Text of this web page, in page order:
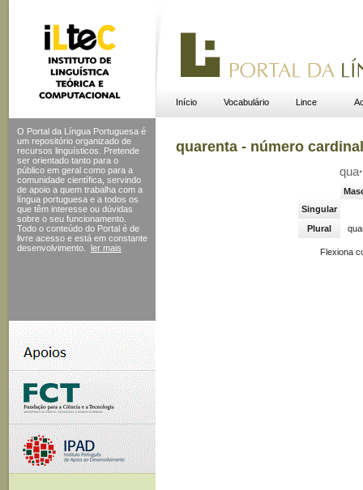
Início Vocabulário Lince
O Portal da Língua Portuguesa é
um repositório organizado de
recursos linguísticos. Pretende
ser orientado tanto para o
público em geral como para a
comunidade científica, servindo
de apoio a quem trabalha com a
língua portuguesa e a todos os
que têm interesse ou dúvidas
sobre o seu funcionamento.
Todo o conteúdo do Portal é de
livre acesso e está em constante
desenvolvimento.
ler mais
quarenta - número cardinal
qua·
Singular
Plural
Flexiona